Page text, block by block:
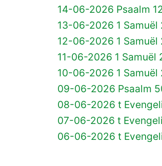
14-06-2026 Psaalm
13-06-2026 1 Samuël
12-06-2026 1
11-06-2026 1 Samuël
10-06-2026 1 Samuël
09-06-2026 Psaalm
08-06-2026 t
07-06-2026 t
06-06-2026 t